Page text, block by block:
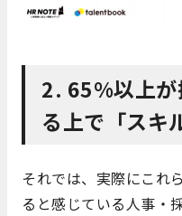
2. 65%以上が
る上で「スキ
それでは、実際にこれ
ると感じている人事・